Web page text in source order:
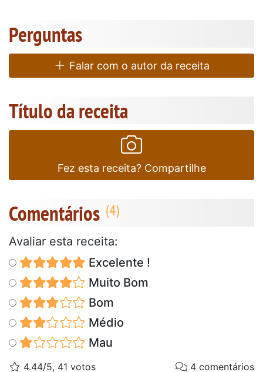
Perguntas
Falar com o autor da receita
Título da receita
Fez esta receita? Compartilhe
Comentários
Avaliar esta receita:
Excelente !
Muito Bom
Bom
Médio
Mau
4.44/5, 41 votos 4 comentários